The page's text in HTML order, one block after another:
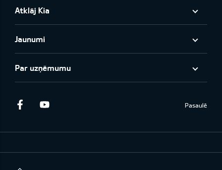
Atklāj Kia
Jaunumi
Par uzņēmumu
Facebook Pasaulē